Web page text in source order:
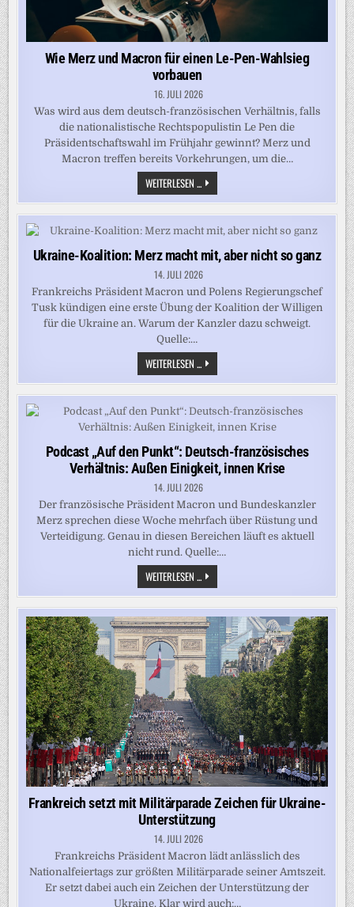
Wie Merz und Macron für einen Le-Pen-Wahlsieg
vorbauen
16. JULI 2026
Was wird aus dem deutsch-französischen Verhältnis, falls
die nationalistische Rechtspopulistin Le Pen die
Präsidentschaftswahl im Frühjahr gewinnt? Merz und
Macron treffen bereits Vorkehrungen, um die…
WEITERLESEN ...WIE
MERZ
UND
MACRON
FÜR
EINEN
PEN-
WAHLSIEG
VORBAUEN
Ukraine-Koalition: Merz macht mit, aber nicht so ganz
14. JULI 2026
Frankreichs Präsident Macron und Polens Regierungschef
Tusk kündigen eine erste Übung der Koalition der Willigen
für die Ukraine an. Warum der Kanzler dazu schweigt.
Quelle:…
WEITERLESEN ...UKRAINE-
KOALITION:
MERZ
MACHT
MIT,
ABER
NICHT
SO
GANZ
Podcast „Auf den Punkt“: Deutsch-französisches
Verhältnis: Außen Einigkeit, innen Krise
14. JULI 2026
Der französische Präsident Macron und Bundeskanzler
Merz sprechen diese Woche mehrfach über Rüstung und
Verteidigung. Genau in diesen Bereichen läuft es aktuell
nicht rund. Quelle:…
WEITERLESEN ...PODCAST
„AUF
DEN
PUNKT“:
DEUTSCH-
FRANZÖSISCHES
VERHÄLTNIS:
AUSSEN E
INIGKEIT, I
NNEN K
RISE
Frankreich setzt mit Militärparade Zeichen für Ukraine-
Unterstützung
14. JULI 2026
Frankreichs Präsident Macron lädt anlässlich des
Nationalfeiertags zur größten Militärparade seiner Amtszeit.
Er setzt dabei auch ein Zeichen der Unterstützung der
Ukraine. Klar wird auch:…